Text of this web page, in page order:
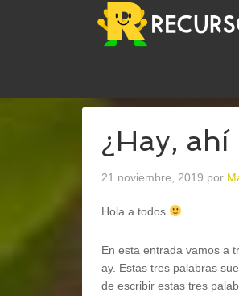
¿Hay, ahí
21 noviembre, 2019 por
Hola a todos
En esta entrada vamos a
ay. Estas tres palabras
de escribir estas tres